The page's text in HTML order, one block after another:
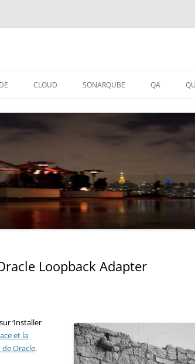
CLOUD SONARQUBE
SONARQUBE – COBOL
SONARQUBE – PL/SQL
QA
Loopback Adapter
‘Installer
et la
Oracle.